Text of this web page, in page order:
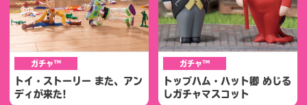
ガチャ™
トイ・ストーリー また、アン
ディが来た!
ガチャ™
トップハム・ハット卿 めじる
しガチャマスコット